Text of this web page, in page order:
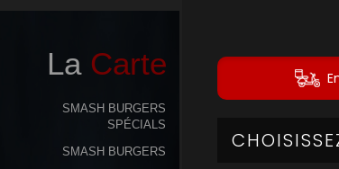
Mentions
La Carte
SMASH BURGERS
SPÉCIALS
SMASH BURGERS